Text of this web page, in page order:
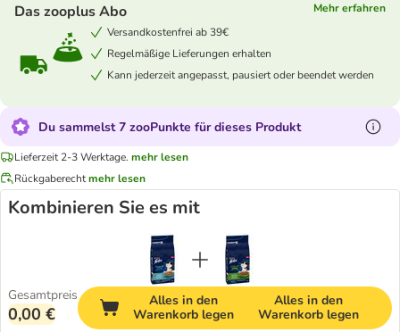
Das zooplus Abo
Mehr erfahren
Versandkostenfrei ab 39€
Regelmäßige Lieferungen erhalten
Kann jederzeit angepasst, pausiert oder beendet werden
Du sammelst 7 zooPunkte für dieses Produkt
Lieferzeit 2-3 Werktage. mehr lesen
Rückgaberechtmehr lesen
Kombinieren Sie es mit
Gesamtpreis
0,00 €
Alles in den
Warenkorb legen
Alles in den
Warenkorb legen